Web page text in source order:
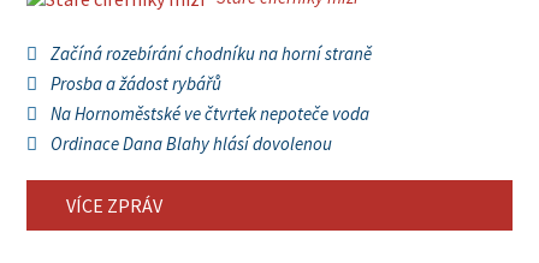
Začíná rozebírání chodníku na horní straně
Prosba a žádost rybářů
Na Hornoměstské ve čtvrtek nepoteče voda
Ordinace Dana Blahy hlásí dovolenou
VÍCE ZPRÁV